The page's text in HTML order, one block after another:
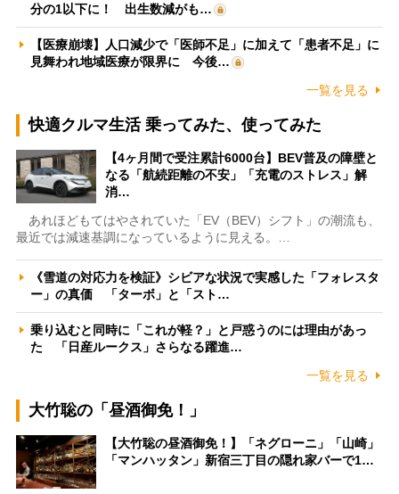
分の1以下に！ 出生数減がも…
【医療崩壊】人口減少で「医師不足」に加えて「患者不足」に
見舞われ地域医療が限界に 今後…
一覧を見る
快適クルマ生活 乗ってみた、使ってみた
【4ヶ月間で受注累計6000台】BEV普及の障壁と
なる「航続距離の不安」「充電のストレス」解
消…
あれほどもてはやされていた「EV（BEV）シフト」の潮流も、
最近では減速基調になっているように見える。…
《雪道の対応力を検証》シビアな状況で実感した「フォレスタ
ー」の真価 「ターボ」と「スト…
乗り込むと同時に「これが軽？」と戸惑うのには理由があっ
た 「日産ルークス」さらなる躍進…
一覧を見る
大竹聡の「昼酒御免！」
【大竹聡の昼酒御免！】「ネグローニ」「山崎」
「マンハッタン」新宿三丁目の隠れ家バーで1…